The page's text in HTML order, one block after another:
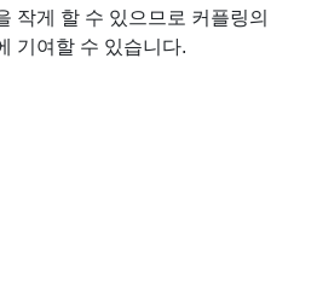
작게 할 수 있으므로 커플링의
기여할 수 있습니다.